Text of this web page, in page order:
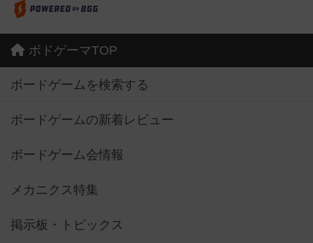
ボドゲーマTOP
ボードゲームを検索する
ボードゲームの新着レビュー
ボードゲーム会情報
メカニクス特集
掲示板・トピックス